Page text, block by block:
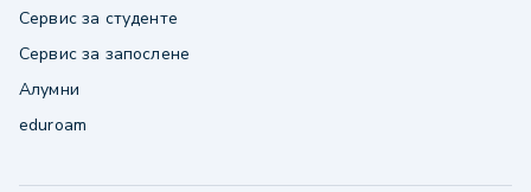
Сервис за студенте
Сервис за запослене
Алумни
eduroam